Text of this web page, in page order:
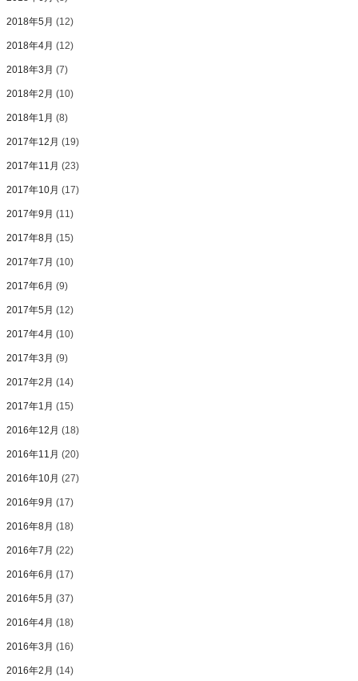
2018年5月 (12)
2018年4月 (12)
2018年3月 (7)
2018年2月 (10)
2018年1月 (8)
2017年12月 (19)
2017年11月 (23)
2017年10月 (17)
2017年9月 (11)
2017年8月 (15)
2017年7月 (10)
2017年6月 (9)
2017年5月 (12)
2017年4月 (10)
2017年3月 (9)
2017年2月 (14)
2017年1月 (15)
2016年12月 (18)
2016年11月 (20)
2016年10月 (27)
2016年9月 (17)
2016年8月 (18)
2016年7月 (22)
2016年6月 (17)
2016年5月 (37)
2016年4月 (18)
2016年3月 (16)
2016年2月 (14)